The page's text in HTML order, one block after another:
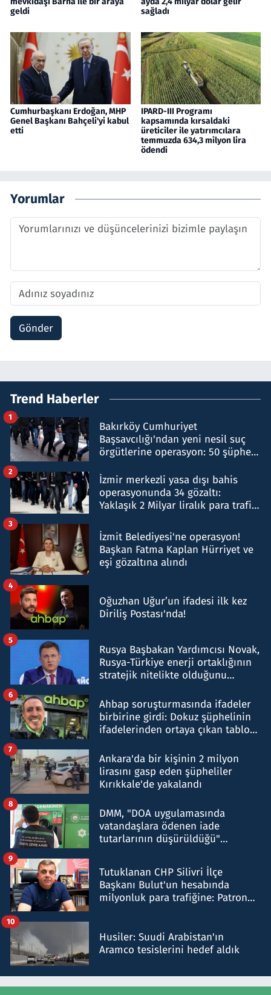
geldi
sağladı
Cumhurbaşkanı Erdoğan, MHP
Genel Başkanı Bahçeli'yi kabul
etti
IPARD-III Programı
kapsamında kırsaldaki
üreticiler ile yatırımcılara
temmuzda 634,3 milyon lira
ödendi
Yorumlar
Gönder
Trend Haberler
Bakırköy Cumhuriyet
Başsavcılığı'ndan yeni nesil suç
örgütlerine operasyon: 50 şüpheli
1
İzmir merkezli yasa dışı bahis
operasyonunda 34 gözaltı:
Yaklaşık 2 Milyar liralık para trafiği
2
İzmit Belediyesi'ne operasyon!
Başkan Fatma Kaplan Hürriyet ve
eşi gözaltına alındı
3
Oğuzhan Uğur’un ifadesi ilk kez
Diriliş Postası'nda!
4
Rusya Başbakan Yardımcısı Novak,
Rusya-Türkiye enerji ortaklığının
stratejik nitelikte olduğunu
5
Ahbap soruşturmasında ifadeler
birbirine girdi: Dokuz şüphelinin
ifadelerinden ortaya çıkan tablo
6
Ankara'da bir kişinin 2 milyon
lirasını gasp eden şüpheliler
Kırıkkale'de yakalandı
7
DMM, "DOA uygulamasında
vatandaşlara ödenen iade
tutarlarının düşürüldüğü"
8
Tutuklanan CHP Silivri İlçe
Başkanı Bulut'un hesabında
milyonluk para trafiğine: Patron
9
Husiler: Suudi Arabistan'ın
Aramco tesislerini hedef aldık
10